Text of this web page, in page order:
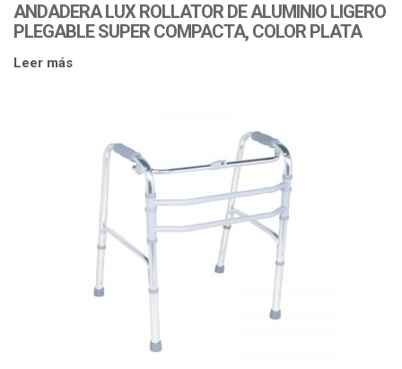
ANDADERA LUX ROLLATOR DE ALUMINIO LIGERO
PLEGABLE SUPER COMPACTA, COLOR PLATA
Leer más